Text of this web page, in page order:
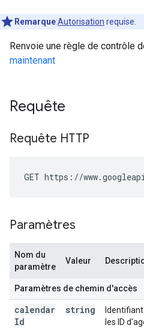
Remarque:Autorisation requise.
Renvoie une règle de contrôle
maintenant
Requête
Requête HTTP
GET https://
Paramètres
Nom du
paramètre
Valeur
Paramètres de chemin d'accès
calendar
Id
string
les ID